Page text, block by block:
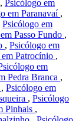
, Psicólogo em
em Paranavaí ,
Psicólogo em
Passo Fundo ,
, Psicólogo em
Patrocínio ,
em
Pedra Branca ,
, Psicólogo em
, Psicólogo
Pinhais ,